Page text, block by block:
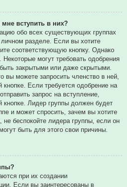
мне вступить в них?
обо всех существующих группах
разделе. Если вы хотите
соответствующую кнопку. Однако
могут требовать одобрения
закрытыми или даже скрытыми.
вы можете запросить членство в ней,
Если требуется одобрение на
запрос на вступление,
кнопке. Лидер группы должен будет
и может спросить, зачем вы хотите
не беспокойте лидера группы, если он
быть для этого свои причины.
при их создании
Если вы заинтересованы в